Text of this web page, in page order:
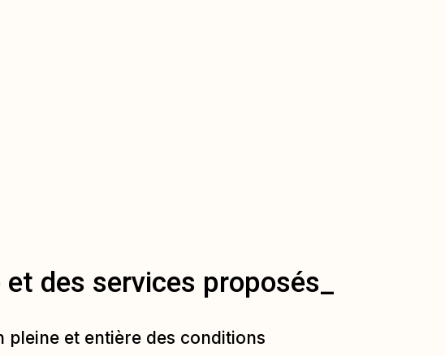
des services proposés_
pleine et entière des conditions